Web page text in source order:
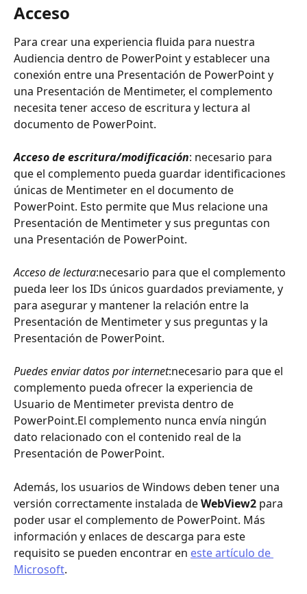
Acceso
Para crear una experiencia fluida para nuestra
Audiencia dentro de PowerPoint y establecer una
conexión entre una Presentación de PowerPoint y
una Presentación de Mentimeter, el complemento
necesita tener acceso de escritura y lectura al
documento de PowerPoint.
Acceso de escritura/modificación: necesario para
que el complemento pueda guardar identificaciones
únicas de Mentimeter en el documento de
PowerPoint. Esto permite que Mus relacione una
Presentación de Mentimeter y sus preguntas con
una Presentación de PowerPoint.
Acceso de lectura:necesario para que el complemento
pueda leer los IDs únicos guardados previamente, y
para asegurar y mantener la relación entre la
Presentación de Mentimeter y sus preguntas y la
Presentación de PowerPoint.
Puedes enviar datos por internet:necesario para que el
complemento pueda ofrecer la experiencia de
Usuario de Mentimeter prevista dentro de
PowerPoint.El complemento nunca envía ningún
dato relacionado con el contenido real de la
Presentación de PowerPoint.
Además, los usuarios de Windows deben tener una
versión correctamente instalada de WebView2 para
poder usar el complemento de PowerPoint. Más
información y enlaces de descarga para este
requisito se pueden encontrar en este artículo de
Microsoft.